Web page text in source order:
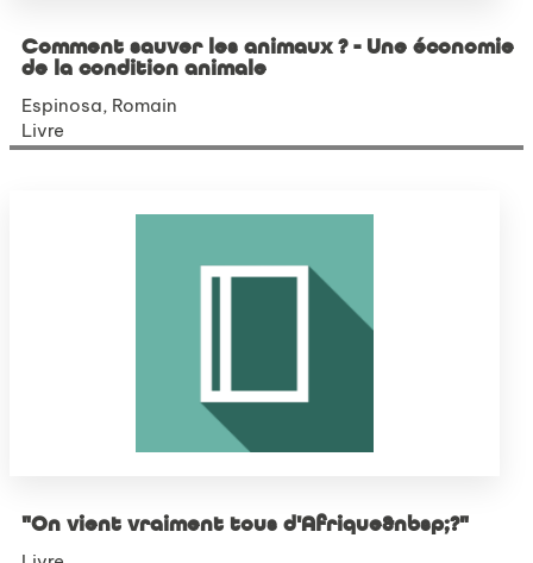
Comment sauver les animaux ? - Une économie
de la condition animale
Espinosa, Romain
Livre
"On vient vraiment tous d'Afrique&nbsp;?"